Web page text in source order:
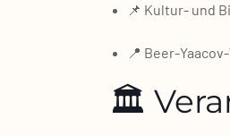
📌 Kultur‑ und
📍
🏛️